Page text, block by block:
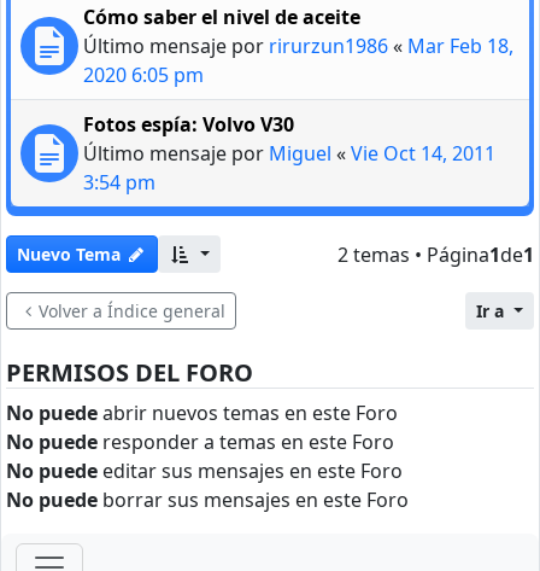
Cómo saber el nivel de aceite
Último mensaje por rirurzun1986« Mar Feb 18,
2020 6:05 pm
Fotos espía: Volvo V30
Último mensaje por Miguel «Vie Oct 14, 2011
3:54 pm
Nuevo Tema 2 temas • Página1de1
Volver a Índice general Ir a
PERMISOS DEL FORO
No puedeabrir nuevos temas en este Foro
No puede responder a temas en este Foro
No puede editar sus mensajes en este Foro
No puede borrar sus mensajes en este Foro